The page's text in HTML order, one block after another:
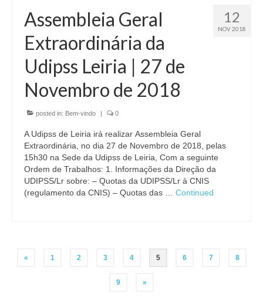
12
NOV 2018
Assembleia Geral
Extraordinária da
Udipss Leiria | 27 de
Novembro de 2018
posted in: Bem-vindo | 0
A Udipss de Leiria irá realizar Assembleia Geral
Extraordinária, no dia 27 de Novembro​ de 2018​, pelas
15h30 na Sede da Udipss de Leiria, Com a seguinte
Ordem de Trabalhos: 1. Informações da Direção da
UDIPSS/Lr sobre: – Quotas da UDIPSS/Lr à CNIS
(regulamento da CNIS) – Quotas das … Continued
Navegação
« 1 2 3 4 5 6 7 8
9 »